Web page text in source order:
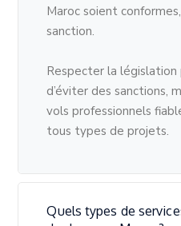
Maroc soient
sanction.
Respecter la
d’éviter des sanctions,
vols professionnels
tous types de projets.
Quels types de